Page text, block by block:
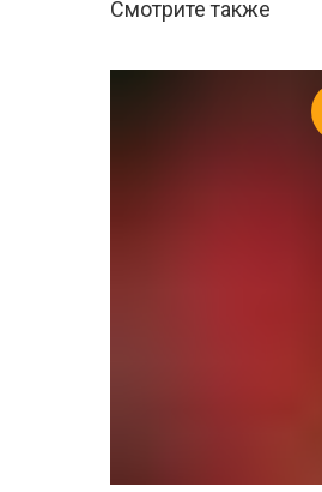
Смотрите также